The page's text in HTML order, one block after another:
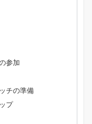
参加
チの準備
プ